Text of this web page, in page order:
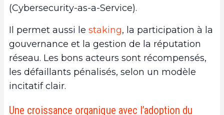
(Cybersecurity-as-a-Service).
Il permet aussi le staking, la participation à la
gouvernance et la gestion de la réputation
réseau. Les bons acteurs sont récompensés,
les défaillants pénalisés, selon un modèle
incitatif clair.
Une croissance organique avec l’adoption du